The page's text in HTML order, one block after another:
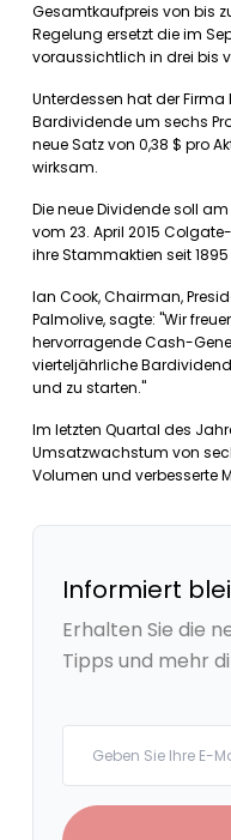
Gesamtkaufpreis von bis
Regelung ersetzt die im
voraussichtlich in drei bis
Unterdessen hat der
Bardividende um sechs
neue Satz von 0,38 $ pro
wirksam.
Die neue Dividende soll
vom 23. April 2015
ihre Stammaktien seit
Ian Cook, Chairman,
Palmolive, sagte: "Wir
hervorragende Cash-
vierteljährliche
und zu starten."
Im letzten Quartal des
Umsatzwachstum von
Volumen und verbesserte
Informiert
Erhalten Sie die
Tipps und mehr